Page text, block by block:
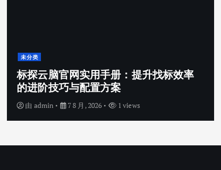
未分类
标探云脑官网实用手册：提升找标效率
的进阶技巧与配置方案
由 admin 7 8 月, 2026 1 views